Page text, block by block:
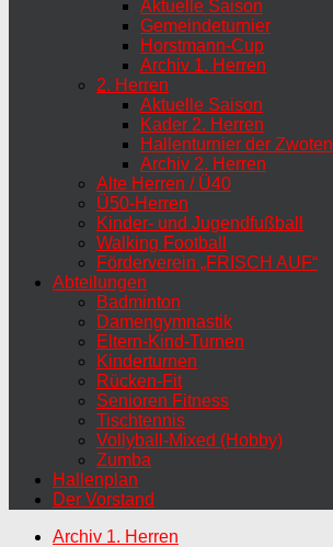
Aktuelle Saison
Gemeindeturnier
Horstmann-Cup
Archiv 1. Herren
2. Herren
Aktuelle Saison
Kader 2. Herren
Hallenturnier der Zwoten
Archiv 2. Herren
Alte Herren / Ü40
Ü50-Herren
Kinder- und Jugendfußball
Walking Football
Förderverein „FRISCH AUF“
Abteilungen
Badminton
Damengymnastik
Eltern-Kind-Turnen
Kinderturnen
Rücken-Fit
Senioren Fitness
Tischtennis
Vollyball-Mixed (Hobby)
Zumba
Hallenplan
Der Vorstand
Archiv 1. Herren